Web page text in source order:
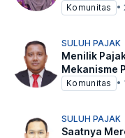
Komunitas •
SULUH PAJAK
Menilik
Mekanisme
Komunitas •
SULUH PAJAK
Saatnya